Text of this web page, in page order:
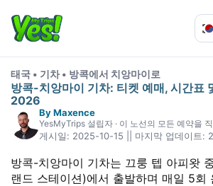
태국 • 기차 • 방콕에서 치앙마이로
방콕-치앙마이 기차: 티켓 예매, 시간표
2026
By Maxence
YesMyTrips 설립자 · 이 노선의 모든 예약을
게시일: 2025-10-15 || 마지막 업데이트:
방콕-치앙마이 기차는 끄룽 텝 아피왓
랜드 스테이션)에서 출발하며 매일 5회